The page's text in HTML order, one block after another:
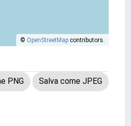
© OpenStreetMap contributors.
PNG Salva come JPEG